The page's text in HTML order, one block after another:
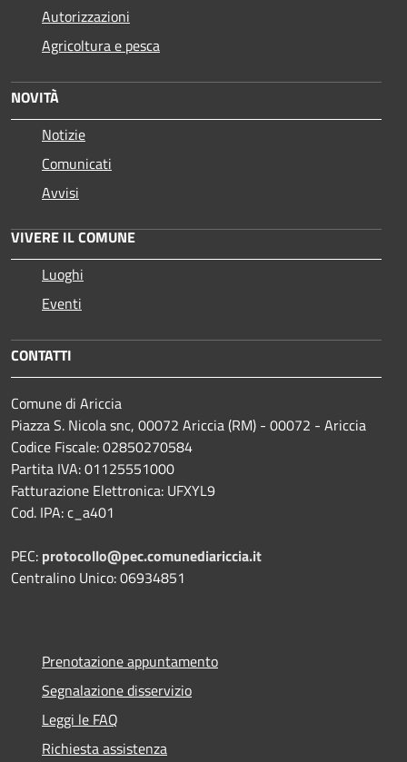
Autorizzazioni
Agricoltura e pesca
NOVITÀ
Notizie
Comunicati
Avvisi
VIVERE IL COMUNE
Luoghi
Eventi
CONTATTI
Comune di Ariccia
Piazza S. Nicola snc, 00072 Ariccia (RM) - 00072 - Ariccia
Codice Fiscale: 02850270584
Partita IVA: 01125551000
Fatturazione Elettronica: UFXYL9
Cod. IPA: c_a401
PEC: protocollo@pec.comunediariccia.it
Centralino Unico: 06934851
Prenotazione appuntamento
Segnalazione disservizio
Leggi le FAQ
Richiesta assistenza